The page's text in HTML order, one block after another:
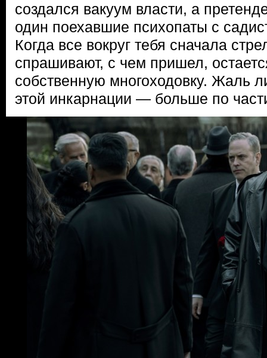
создался вакуум власти, а
один поехавшие психопаты с
Когда все вокруг тебя сначала
спрашивают, с чем пришел,
собственную многоходовку. Жаль
этой инкарнации — больше по